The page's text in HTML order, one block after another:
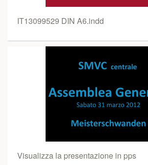
IT13099529 DIN A6.indd
Visualizza la presentazione in pps